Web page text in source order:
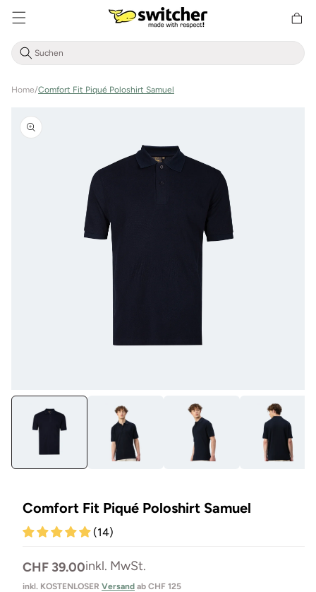
Home/Comfort Fit Piqué Poloshirt Samuel
Produktinformationen
springen
Medien
Modal
Comfort Fit Piqué Poloshirt Samuel
(14)
Normaler
Preis
CHF 39.00inkl. MwSt.
inkl. KOSTENLOSER Versand ab CHF 125